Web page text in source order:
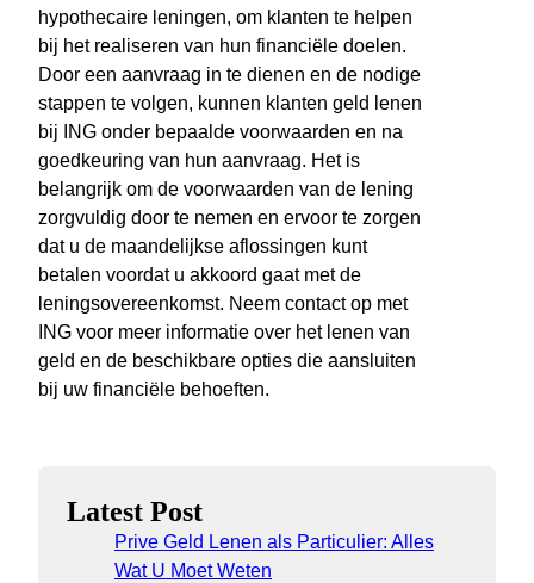
hypothecaire leningen, om klanten te helpen
bij het realiseren van hun financiële doelen.
Door een aanvraag in te dienen en de nodige
stappen te volgen, kunnen klanten geld lenen
bij ING onder bepaalde voorwaarden en na
goedkeuring van hun aanvraag. Het is
belangrijk om de voorwaarden van de lening
zorgvuldig door te nemen en ervoor te zorgen
dat u de maandelijkse aflossingen kunt
betalen voordat u akkoord gaat met de
leningsovereenkomst. Neem contact op met
ING voor meer informatie over het lenen van
geld en de beschikbare opties die aansluiten
bij uw financiële behoeften.
Latest Post
Prive Geld Lenen als Particulier: Alles
Wat U Moet Weten